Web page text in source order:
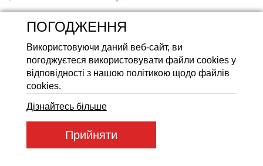
51115
51115
ПОГОДЖЕННЯ
Використовуючи даний веб-сайт, ви
погоджуєтеся використовувати файли cookies у
відповідності з нашою політикою щодо файлів
cookies.
Дізнайтесь більше
Прийняти